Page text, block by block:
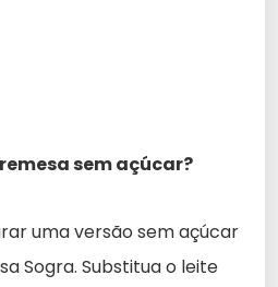
sem açúcar?
uma versão sem açúcar
Sogra. Substitua o leite